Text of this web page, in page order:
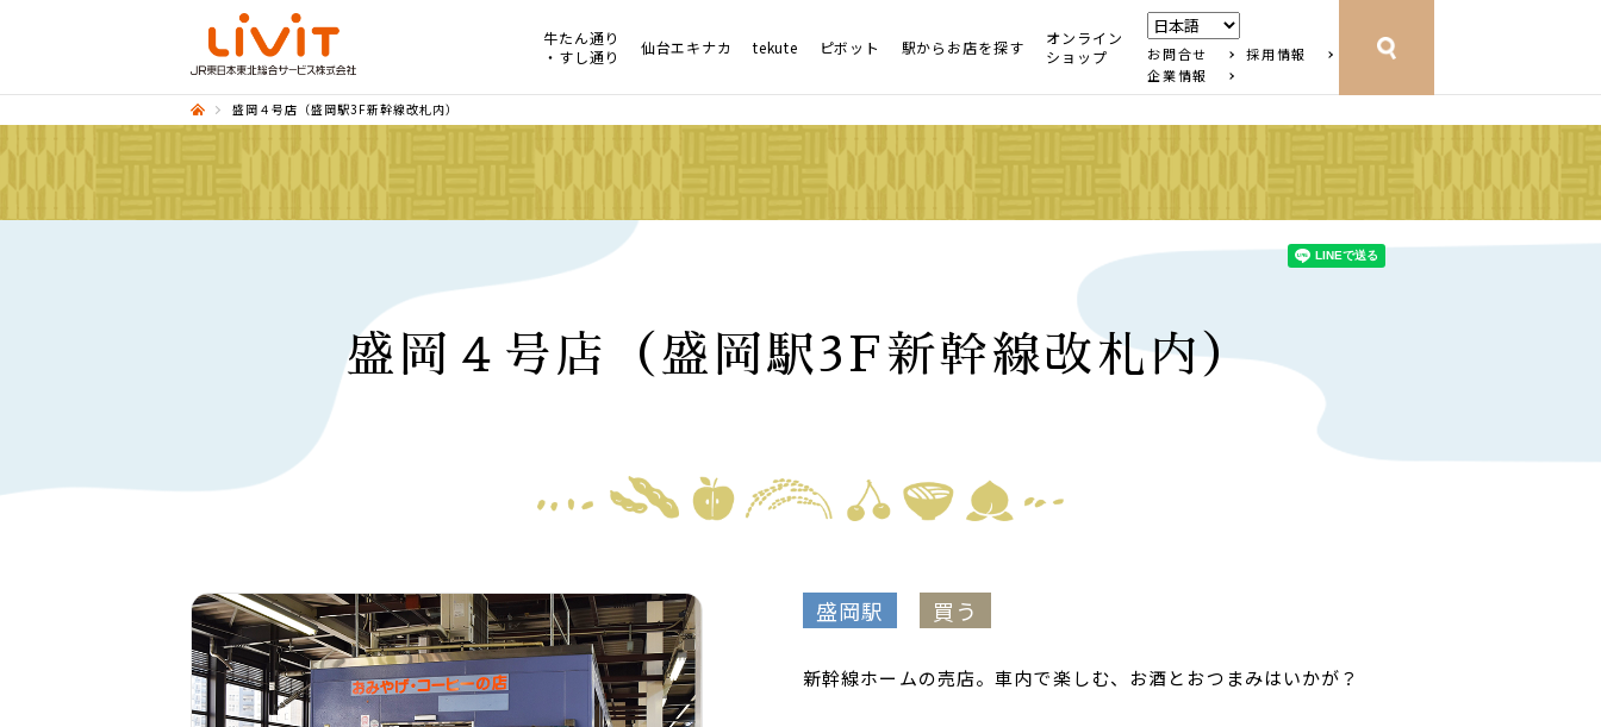
牛たん通り
・すし通り
仙台エキナカ tekute ピボット 駅からお店を探す
オンライン
ショップ
お問合せ
採用情報
企業情報
盛岡４号店（盛岡駅3F新幹線改札内）
盛岡４号店（盛岡駅3F新幹線改札内）
盛岡駅 買う
新幹線ホームの売店。車内で楽しむ、お酒とおつまみはいかが？